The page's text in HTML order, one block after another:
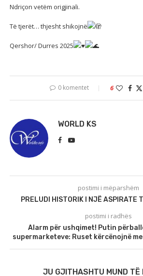
Ndriçon vetëm origjinali.
Të tjerët… thjesht shikojnë
Qershor/ Durres 2025
0 komentet 6
WORLD KS
postimi i mëparshëm
PRELUDI HISTORIK I NJË ASPIRATE
postimi i radhës
Alarm për ushqimet! Putin
supermarketeve: Ruset kërcënojnë
JU GJITHASHTU MUND TË